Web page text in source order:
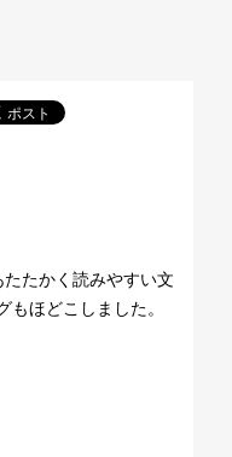
たかく読みやすい文
ほどこしました。